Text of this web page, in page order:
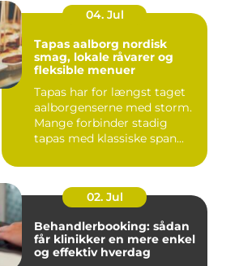
04. Jul
Tapas aalborg nordisk
smag, lokale råvarer og
fleksible menuer
Tapas har for længst taget
aalborgenserne med storm.
Mange forbinder stadig
tapas med klassiske span...
02. Jul
Behandlerbooking: sådan
får klinikker en mere enkel
og effektiv hverdag